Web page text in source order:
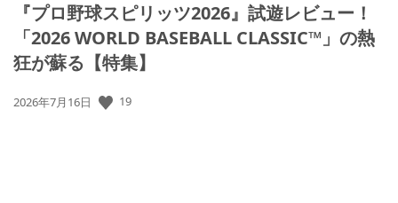
『プロ野球スピリッツ2026』試遊レビュー！
「2026 WORLD BASEBALL CLASSIC™」の熱
狂が蘇る【特集】
公
2026年7月16日 19